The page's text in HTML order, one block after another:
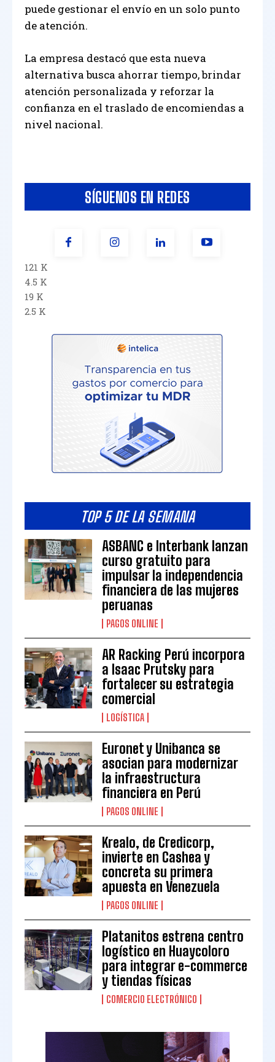
SÍGUENOS EN REDES
121 K
4.5 K
19 K
2.5 K
TOP 5 DE LA SEMANA
ASBANC e Interbank lanzan
curso gratuito para
impulsar la independencia
financiera de las mujeres
peruanas
PAGOS ONLINE
AR Racking Perú incorpora
a Isaac Prutsky para
fortalecer su estrategia
comercial
LOGÍSTICA
Euronet y Unibanca se
asocian para modernizar
la infraestructura
financiera en Perú
PAGOS ONLINE
Krealo, de Credicorp,
invierte en Cashea y
concreta su primera
apuesta en Venezuela
PAGOS ONLINE
Platanitos estrena centro
logístico en Huaycoloro
para integrar e-commerce
y tiendas físicas
COMERCIO ELECTRÓNICO
puede gestionar el envío en un solo punto
de atención.
La empresa destacó que esta nueva
alternativa busca ahorrar tiempo, brindar
atención personalizada y reforzar la
confianza en el traslado de encomiendas a
nivel nacional.